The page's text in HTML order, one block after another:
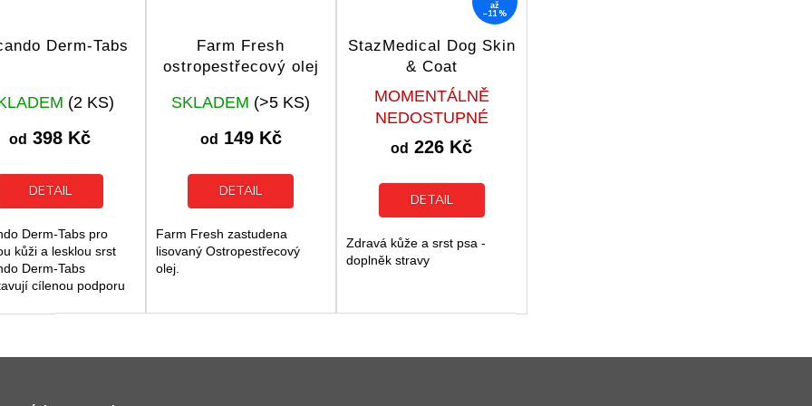
Derm-Tabs
Průměrné
hodnocení
produktu
je
z
5
hvězdiček.
(2 KS)
od 398 Kč
DETAIL
Derm-Tabs pro
kůži a lesklou srst
Derm-Tabs
cílenou podporu
Farm Fresh
ostropestřecový olej
Průměrné
hodnocení
produktu
je
z
5
hvězdiček.
SKLADEM (>5 KS)
od 149 Kč
DETAIL
Farm Fresh zastudena
lisovaný Ostropestřecový
olej.
až
–11 %
StazMedical Dog Skin
& Coat
Průměrné
hodnocení
produktu
je
5
hvězdiček.
MOMENTÁLNĚ
NEDOSTUPNÉ
od 226 Kč
DETAIL
Zdravá kůže a srst psa -
doplněk stravy